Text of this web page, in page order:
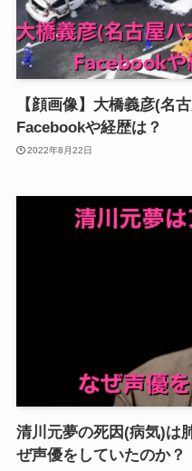
【顔画像】大橋義彦(名
Facebookや経歴は？
2022年8月22日
清川元夢の死因(病気)は
ぜ声優をしていたのか？